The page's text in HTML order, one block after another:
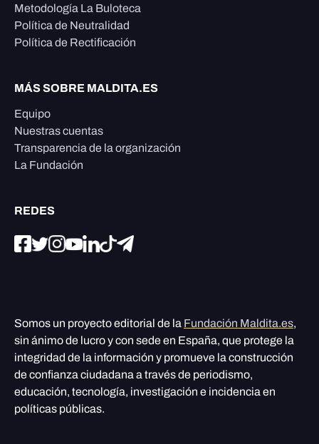
Metodología La Buloteca
Política de Neutralidad
Política de Rectificación
MÁS SOBRE MALDITA.ES
Equipo
Nuestras cuentas
Transparencia de la organización
La Fundación
REDES
Somos un proyecto editorial de la Fundación Maldita.es,
sin ánimo de lucro y con sede en España, que protege la
integridad de la información y promueve la construcción
de confianza ciudadana a través de periodismo,
educación, tecnología, investigación e incidencia en
políticas públicas.